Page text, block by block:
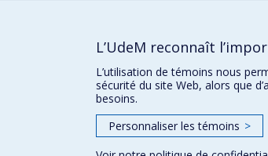
Nouvelles |Événement
L’UdeM reconnaît
L’utilisation de témoins nous
sécurité du site Web, alors que
besoins.
Personnaliser les témoins >